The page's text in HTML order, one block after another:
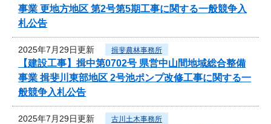
事業 更地方地区 第2号第5期工事に関する一般競争入
札公告
2025年7月29日更新 揖斐農林事務所
【建設工事】揖中第0702号 県営中山間地域総合整備
事業 揖斐川東部地区 2号池ポンプ改修工事に関する一
般競争入札公告
2025年7月29日更新 古川土木事務所